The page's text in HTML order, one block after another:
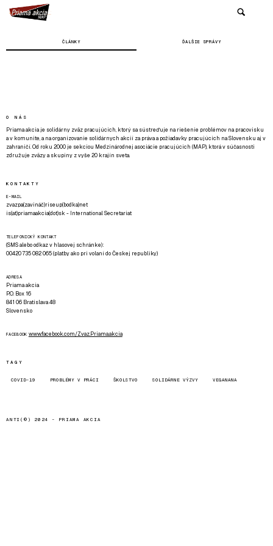
ČLÁNKY ĎALŠIE SPRÁVY
O NÁS
Priama akcia je solidárny zväz pracujúcich, ktorý sa sústreďuje na riešenie problémov na pracovisku
a v komunite, a na organizovanie solidárnych akcií za práva a požiadavky pracujúcich na Slovensku aj v
zahraničí. Od roku 2000 je sekciou Medzinárodnej asociácie pracujúcich (MAP), ktorá v súčasnosti
združuje zväzy a skupiny z vyše 20 krajín sveta.
KONTAKTY
E-MAIL
zvazpa(zavináč)riseup(bodka)net
is(at)priamaakcia(dot)sk - International Secretariat
TELEFONICKÝ KONTAKT
(SMS alebo odkaz v hlasovej schránke):
00420 735 082 065 (platby ako pri volaní do Českej republiky)
ADRESA
Priama akcia
P.O. Box 16
841 06 Bratislava 48
Slovensko
FACEBOOK www.facebook.com/Zvaz.Priama.akcia
TAGY
COVID-19 PROBLÉMY V PRÁCI ŠKOLSTVO SOLIDÁRNE VÝZVY VEGANANA
ANTI(©) 2024 - PRIAMA AKCIA